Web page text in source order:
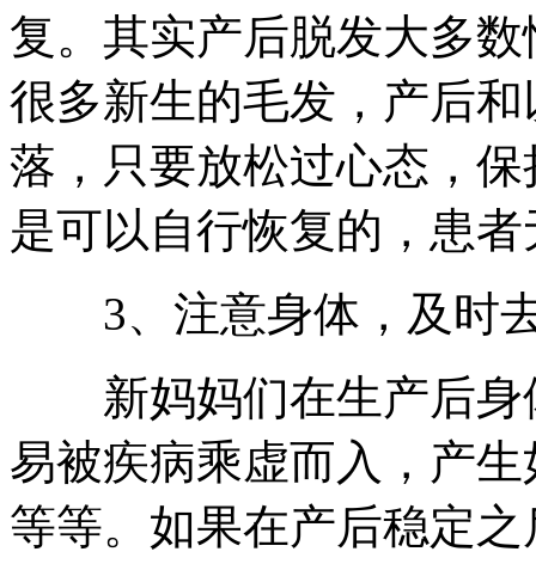
复。其实产后脱发大多
很多新生的毛发，产后
落，只要放松过心态，
是可以自行恢复的，患
3、注意身体，及时
新妈妈们在生产后身
易被疾病乘虚而入，产
等等。如果在产后稳定